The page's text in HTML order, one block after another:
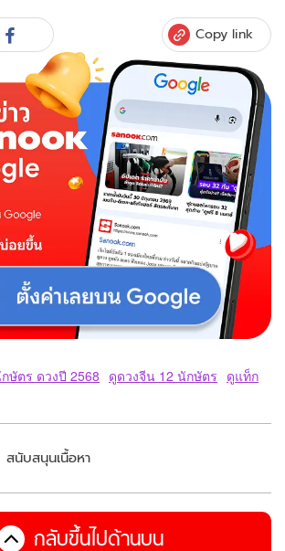
Copy link
ษัตร ดวงปี 2568 ดูดวงจีน 12 นักษัตร ดูแท็ก
สนับสนุนเนื้อหา
กลับขึ้นไปด้านบน